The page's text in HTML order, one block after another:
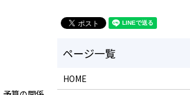
HOME